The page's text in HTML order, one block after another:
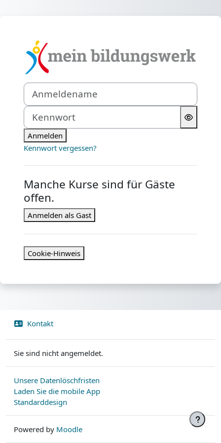
Anmelden bei
Anmeldename
Kennwort
Anmelden
Kennwort vergessen?
Manche Kurse sind für Gäste
offen.
Anmelden als Gast
Cookie-Hinweis
Kontakt
Sie sind nicht angemeldet.
Unsere Datenlöschfristen
Laden Sie die mobile App
Standarddesign
Powered by Moodle